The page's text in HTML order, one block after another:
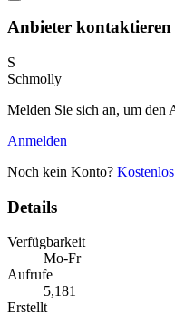
Anbieter kontaktieren
S
Schmolly
Melden Sie sich an, um den
Anmelden
Noch kein Konto?
Details
Verfügbarkeit
Mo-Fr
Aufrufe
5,181
Erstellt